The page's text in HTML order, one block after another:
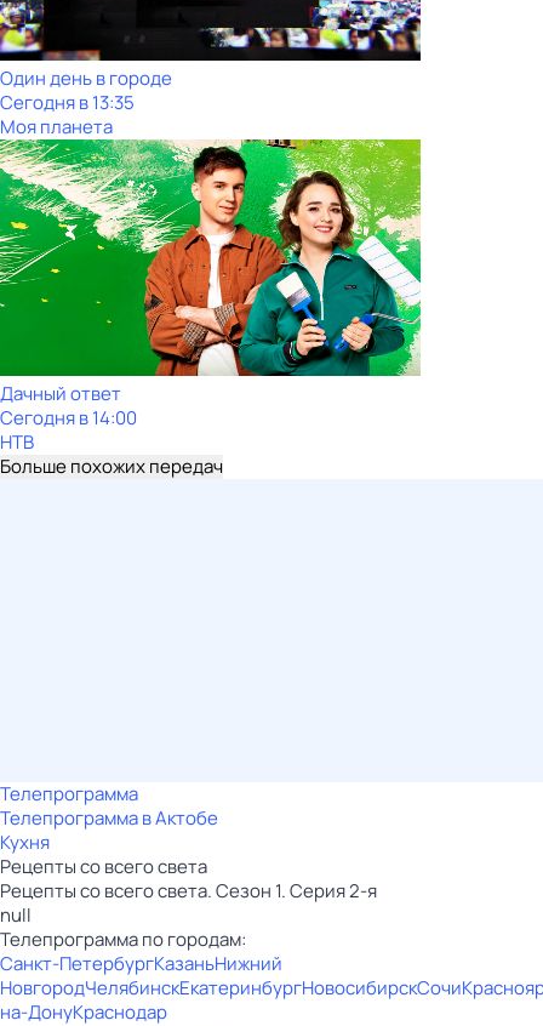
Один день в городе
Сегодня в 13:35
Моя планета
Дачный ответ
Сегодня в 14:00
НТВ
Больше похожих передач
Телепрограмма
Телепрограмма в Актобе
Кухня
Рецепты со всего света
Рецепты со всего света. Сезон 1. Серия 2-я
null
Телепрограмма по городам:
Санкт-ПетербургКазаньНижний
НовгородЧелябинскЕкатеринбургНовосибирскСочи
на-ДонуКраснодар